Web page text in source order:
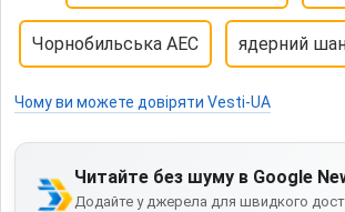
Чорнобильська АЕС ядерний
Чому ви можете довіряти Vesti-UA
Читайте без шуму в Google
Додайте у джерела для швидкого